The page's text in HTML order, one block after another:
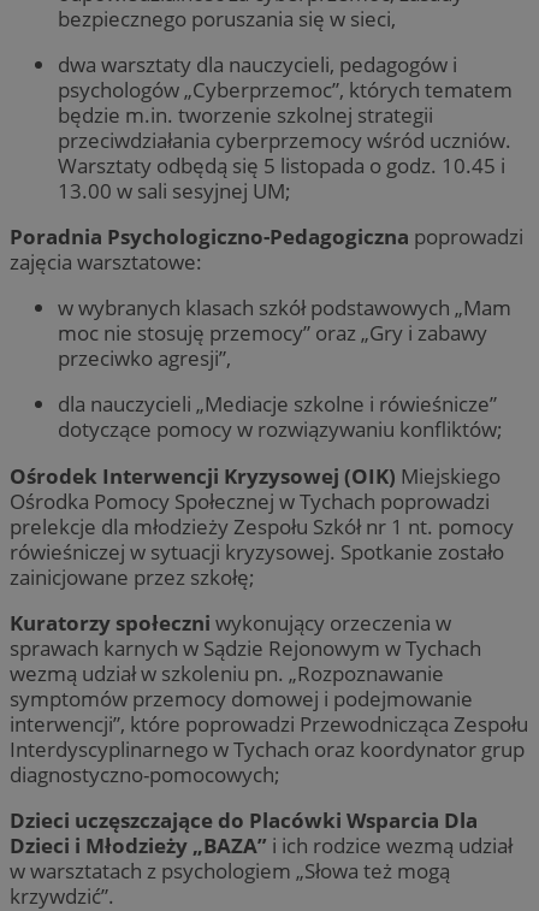
bezpiecznego poruszania się w sieci,
dwa warsztaty dla nauczycieli, pedagogów i
psychologów „Cyberprzemoc”, których tematem
będzie m.in. tworzenie szkolnej strategii
przeciwdziałania cyberprzemocy wśród uczniów.
Warsztaty odbędą się 5 listopada o godz. 10.45 i
13.00 w sali sesyjnej UM;
Poradnia Psychologiczno-Pedagogiczna poprowadzi
zajęcia warsztatowe:
w wybranych klasach szkół podstawowych „Mam
moc nie stosuję przemocy” oraz „Gry i zabawy
przeciwko agresji”,
dla nauczycieli „Mediacje szkolne i rówieśnicze”
dotyczące pomocy w rozwiązywaniu konfliktów;
Ośrodek Interwencji Kryzysowej (OIK) Miejskiego
Ośrodka Pomocy Społecznej w Tychach poprowadzi
prelekcje dla młodzieży Zespołu Szkół nr 1 nt. pomocy
rówieśniczej w sytuacji kryzysowej. Spotkanie zostało
zainicjowane przez szkołę;
Kuratorzy społeczni wykonujący orzeczenia w
sprawach karnych w Sądzie Rejonowym w Tychach
wezmą udział w szkoleniu pn. „Rozpoznawanie
symptomów przemocy domowej i podejmowanie
interwencji”, które poprowadzi Przewodnicząca Zespołu
Interdyscyplinarnego w Tychach oraz koordynator grup
diagnostyczno-pomocowych;
Dzieci uczęszczające do Placówki Wsparcia Dla
Dzieci i Młodzieży „BAZA” i ich rodzice wezmą udział
w warsztatach z psychologiem „Słowa też mogą
krzywdzić”.